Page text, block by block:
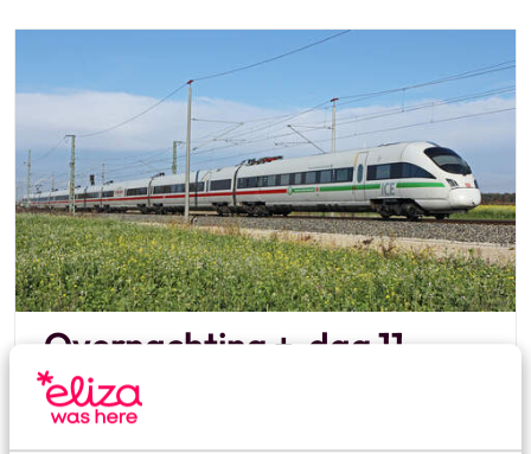
Overnachting + dag 11
Terugreis Genova - Nederland